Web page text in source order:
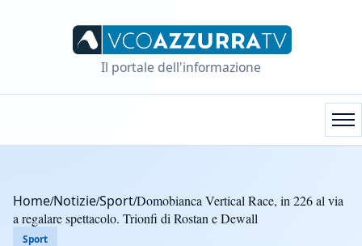
Il portale dell'informazione
Home/Notizie/Sport/Domobianca Vertical Race, in 226 al via
a regalare spettacolo. Trionfi di Rostan e Dewall
Sport